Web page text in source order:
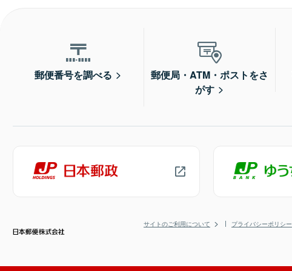
郵便番号を調べる
郵便局・ATM・ポストをさ
がす
サイトのご利用について プライバシーポリシー